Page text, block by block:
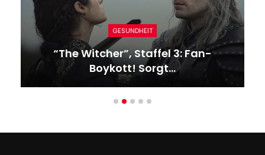
GESUNDHEIT
“The Witcher”, Staffel 3: Fan-
Boykott! Sorgt…